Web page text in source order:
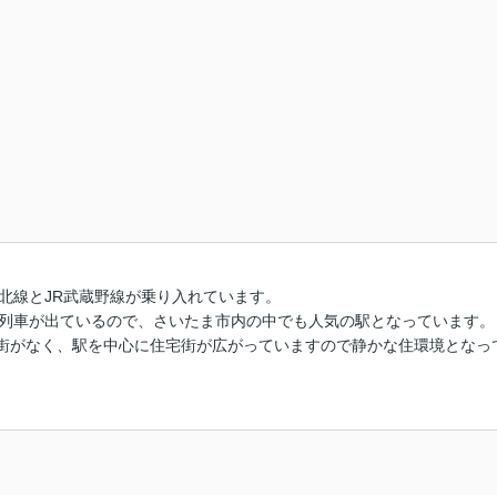
線とJR武蔵野線が乗り入れています。
車が出ているので、さいたま市内の中でも人気の駅となっています。
がなく、駅を中心に住宅街が広がっていますので静かな住環境となっ